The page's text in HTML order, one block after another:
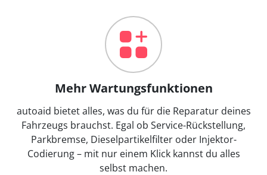
Mehr Wartungsfunktionen
autoaid bietet alles, was du für die Reparatur deines
Fahrzeugs brauchst. Egal ob Service-Rückstellung,
Parkbremse, Dieselpartikelfilter oder Injektor-
Codierung – mit nur einem Klick kannst du alles
selbst machen.